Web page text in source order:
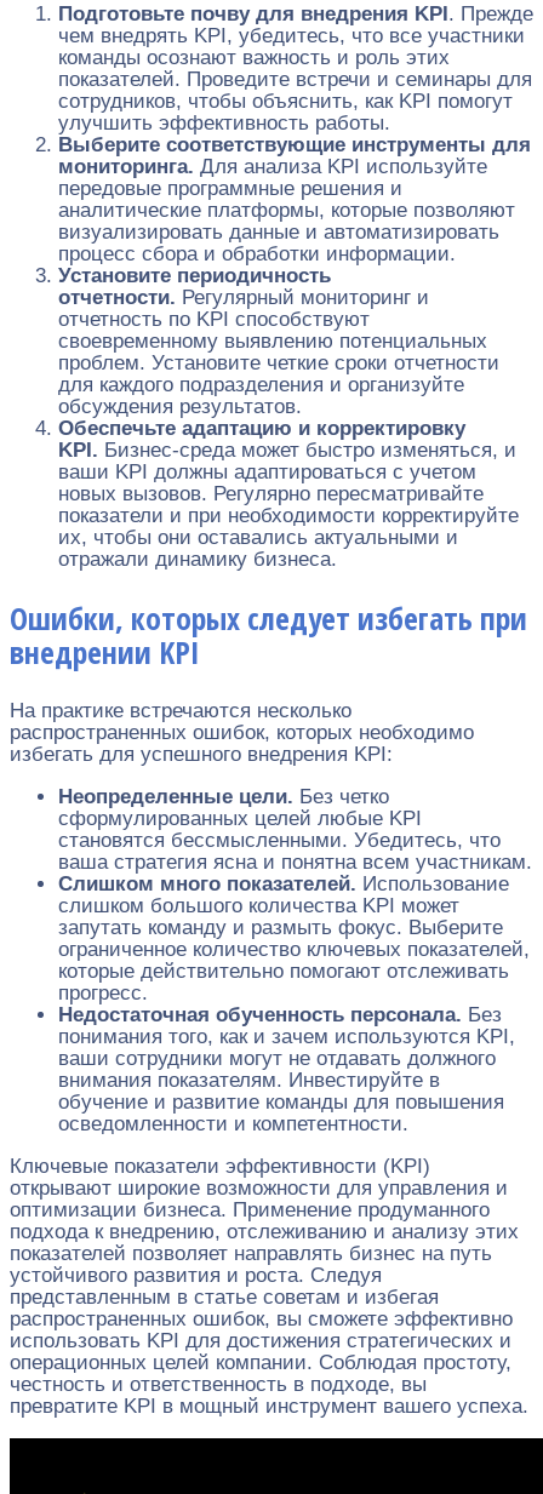
Подготовьте почву для внедрения KPI. Прежде
чем внедрять KPI, убедитесь, что все участники
команды осознают важность и роль этих
показателей. Проведите встречи и семинары для
сотрудников, чтобы объяснить, как KPI помогут
улучшить эффективность работы.
Выберите соответствующие инструменты для
мониторинга. Для анализа KPI используйте
передовые программные решения и
аналитические платформы, которые позволяют
визуализировать данные и автоматизировать
процесс сбора и обработки информации.
Установите периодичность
отчетности. Регулярный мониторинг и
отчетность по KPI способствуют
своевременному выявлению потенциальных
проблем. Установите четкие сроки отчетности
для каждого подразделения и организуйте
обсуждения результатов.
Обеспечьте адаптацию и корректировку
KPI. Бизнес-среда может быстро изменяться, и
ваши KPI должны адаптироваться с учетом
новых вызовов. Регулярно пересматривайте
показатели и при необходимости корректируйте
их, чтобы они оставались актуальными и
отражали динамику бизнеса.
Ошибки, которых следует избегать при
внедрении KPI
На практике встречаются несколько
распространенных ошибок, которых необходимо
избегать для успешного внедрения KPI:
Неопределенные цели. Без четко
сформулированных целей любые KPI
становятся бессмысленными. Убедитесь, что
ваша стратегия ясна и понятна всем участникам.
Слишком много показателей. Использование
слишком большого количества KPI может
запутать команду и размыть фокус. Выберите
ограниченное количество ключевых показателей,
которые действительно помогают отслеживать
прогресс.
Недостаточная обученность персонала. Без
понимания того, как и зачем используются KPI,
ваши сотрудники могут не отдавать должного
внимания показателям. Инвестируйте в
обучение и развитие команды для повышения
осведомленности и компетентности.
Ключевые показатели эффективности (KPI)
открывают широкие возможности для управления и
оптимизации бизнеса. Применение продуманного
подхода к внедрению, отслеживанию и анализу этих
показателей позволяет направлять бизнес на путь
устойчивого развития и роста. Следуя
представленным в статье советам и избегая
распространенных ошибок, вы сможете эффективно
использовать KPI для достижения стратегических и
операционных целей компании. Соблюдая простоту,
честность и ответственность в подходе, вы
превратите KPI в мощный инструмент вашего успеха.